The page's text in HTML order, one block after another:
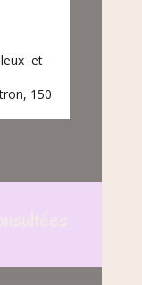
et
150